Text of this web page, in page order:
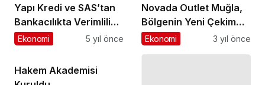
Yapı Kredi ve SAS’tan
Bankacılıkta Verimliliği
Artıran Örnek Proje
Ekonomi 5 yıl önce
Novada Outlet Muğla,
Bölgenin Yeni Çekim
Merkezi Olacak
Ekonomi 3 yıl önce
Hakem Akademisi